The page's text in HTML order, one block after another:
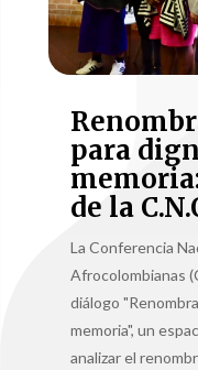
para
de la
La Conferencia
Afrocolombianas
diálogo
memoria", un
analizar el